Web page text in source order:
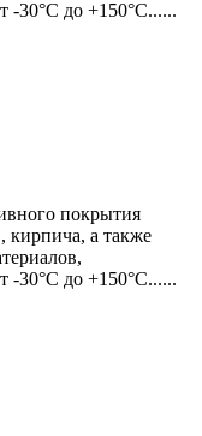
-30°C до +150°C......
покрытия
кирпича, а также
-30°C до +150°C......